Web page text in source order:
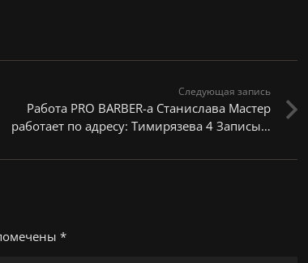
Следующая запись
Работа PRO BARBER-а Станислава Мастер
работает по адресу: Тимирязева 4 Записы…
*